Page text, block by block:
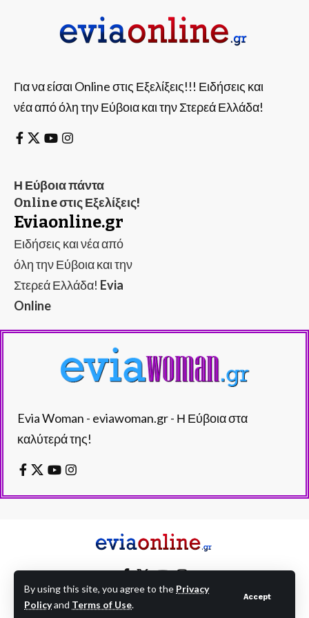
By using this site, you agree to the Privacy
Policyand Terms of Use.
Accept
Για να είσαι Online στις Εξελίξεις!!! Ειδήσεις και
νέα από όλη την Εύβοια και την Στερεά Ελλάδα!
Η Εύβοια πάντα
Online στις Εξελίξεις!
Eviaonline.gr
Ειδήσεις και νέα από
όλη την Εύβοια και την
Στερεά Ελλάδα! Evia
Online
Evia Woman - eviawoman.gr - Η Εύβοια στα
καλύτερά της!
EVIAONLINE © eviaonline.gr - All Rights Reserved.